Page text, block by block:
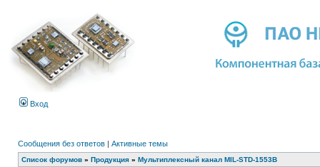
Вход
Сообщения без ответов | Активные темы
Список форумов » Продукция » Мультиплексный канал MIL-STD-1553B